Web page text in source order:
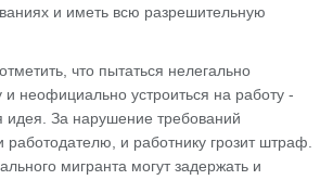
и иметь всю разрешительную
что пытаться нелегально
и неофициально устроиться на работу -
идея. За нарушение требований
работодателю, и работнику грозит штраф.
мигранта могут задержать и